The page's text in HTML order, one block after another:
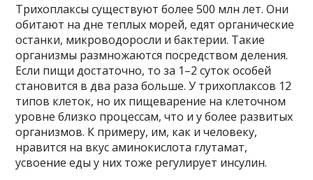
Трихоплаксы существуют более 500 млн лет. Они
обитают на дне теплых морей, едят органические
останки, микроводоросли и бактерии. Такие
организмы размножаются посредством деления.
Если пищи достаточно, то за 1–2 суток особей
становится в два раза больше. У трихоплаксов 12
типов клеток, но их пищеварение на клеточном
уровне близко процессам, что и у более развитых
организмов. К примеру, им, как и человеку,
нравится на вкус аминокислота глутамат,
усвоение еды у них тоже регулирует инсулин.